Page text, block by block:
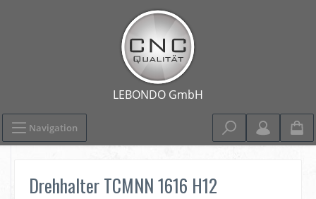
Navigation
Drehhalter TCMNN 1616 H12